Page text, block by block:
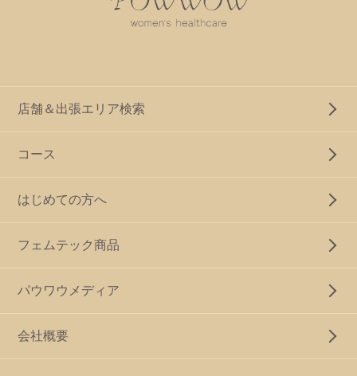
店舗＆出張エリア検索
コース
はじめての方へ
フェムテック商品
パウワウメディア
会社概要